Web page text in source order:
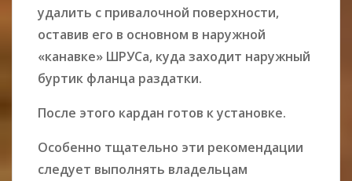
удалить с привалочной поверхности,
оставив его в основном в наружной
«канавке» ШРУСа, куда заходит наружный
буртик фланца раздатки.
После этого кардан готов к установке.
Особенно тщательно эти рекомендации
следует выполнять владельцам